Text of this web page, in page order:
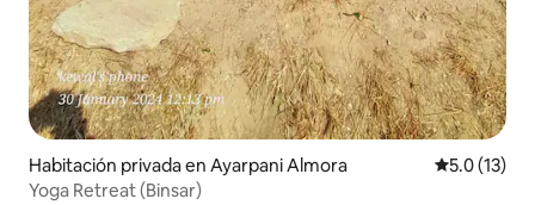
Habitación privada en Ayarpani Almora Calificación
5.0 (13)
Yoga Retreat (Binsar)